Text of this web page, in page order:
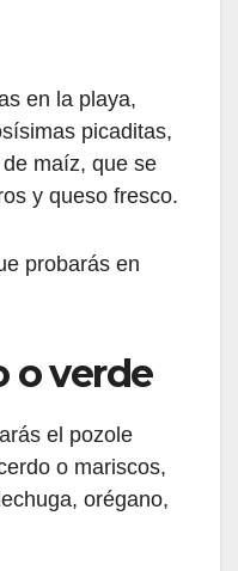
en la playa,
picaditas,
maíz, que se
y queso fresco.
probarás en
o verde
el pozole
o mariscos,
orégano,